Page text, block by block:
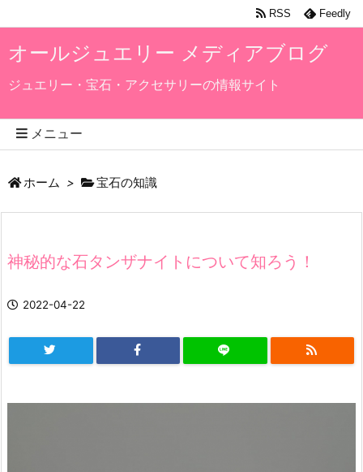
オールジュエリー メディアブログ
ジュエリー・宝石・アクセサリーの情報サイト
メニュー
RSS Feedly
ホーム > 宝石の知識
神秘的な石タンザナイトについて知ろう！
2022-04-22